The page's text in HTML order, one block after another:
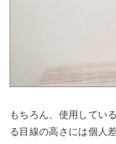
もちろん、使用してい
る目線の高さには個人